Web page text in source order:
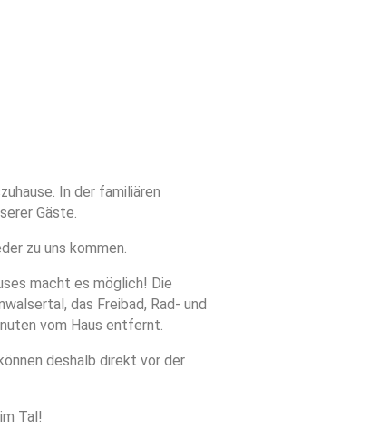
In der familiären
Gäste.
zu uns kommen.
macht es möglich! Die
das Freibad, Rad- und
vom Haus entfernt.
deshalb direkt vor der
Tal!